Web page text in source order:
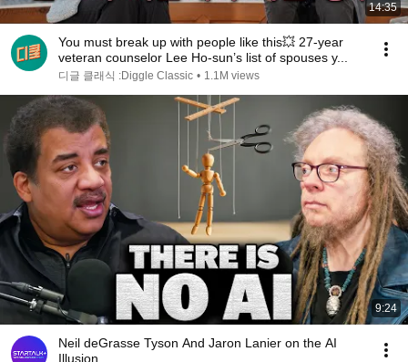
14:35
You must break up with people like this💥 27-year
veteran counselor Lee Ho-sun’s list of spouses y...
디글 클래식 :Diggle Classic • 1.1M views
9:24
Neil deGrasse Tyson And Jaron Lanier on the AI
Illusion